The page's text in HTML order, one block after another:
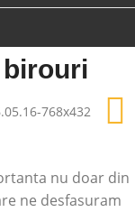
nu doar din
ne desfasuram